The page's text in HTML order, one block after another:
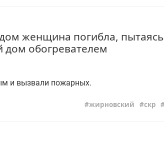
женщина погибла, пытаясь
дом обогревателем
и вызвали пожарных.
жирновский скр